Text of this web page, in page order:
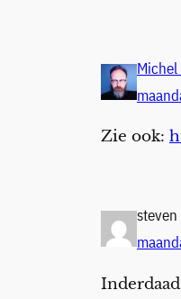
Zie ook:
steven